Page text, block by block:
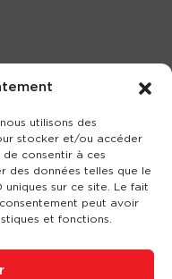
utilisons des
stocker et/ou accéder
consentir à ces
des données telles que le
sur ce site. Le fait
peut avoir
et fonctions.